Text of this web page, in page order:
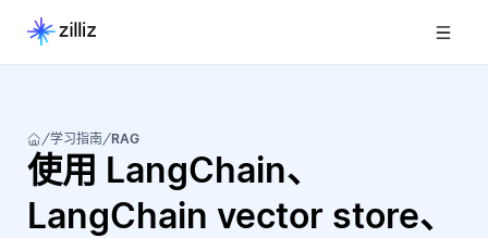
学习指南 RAG
使用 LangChain、
LangChain vector store、